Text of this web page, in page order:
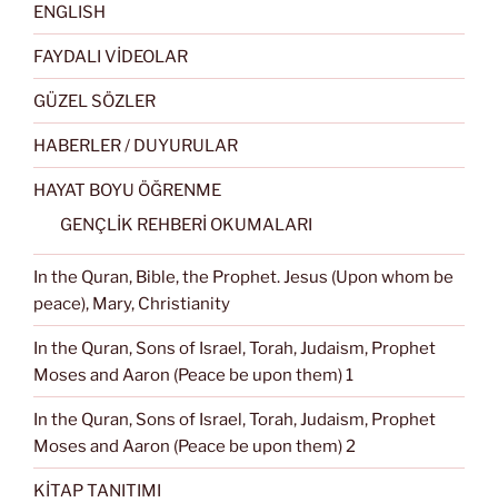
ENGLISH
FAYDALI VİDEOLAR
GÜZEL SÖZLER
HABERLER / DUYURULAR
HAYAT BOYU ÖĞRENME
GENÇLİK REHBERİ OKUMALARI
In the Quran, Bible, the Prophet. Jesus (Upon whom be
peace), Mary, Christianity
In the Quran, Sons of Israel, Torah, Judaism, Prophet
Moses and Aaron (Peace be upon them) 1
In the Quran, Sons of Israel, Torah, Judaism, Prophet
Moses and Aaron (Peace be upon them) 2
KİTAP TANITIMI